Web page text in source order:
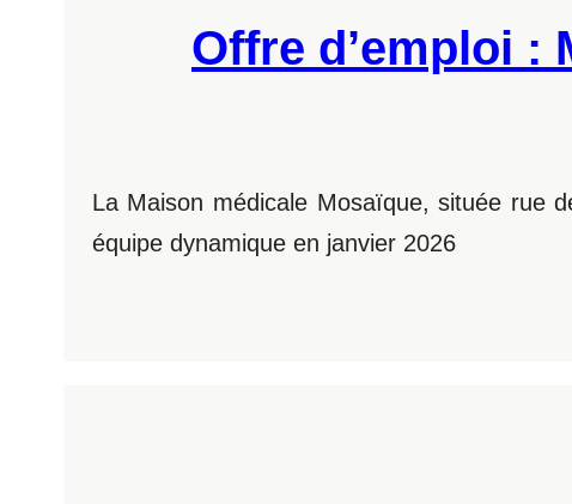
Offre d’emploi :
La Maison médicale Mosaïque, située rue
équipe dynamique en janvier 2026